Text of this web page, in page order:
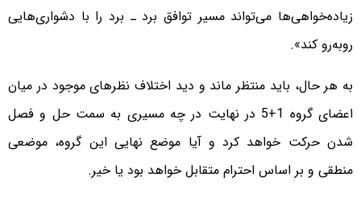
زیاده‌خواهی‌ها می‌تواند مسیر توافق برد ـ برد را با دشواری‌هایی
روبه‌رو کند‌».
به هر حال، باید منتظر ماند و دید اختلاف نظرهای موجود در میان
اعضای گروه 1+5 در نهایت در چه مسیری به سمت حل و فصل
شدن حرکت خواهد کرد و آیا موضع نهایی این گروه، موضعی
منطقی و بر اساس احترام متقابل خواهد بود یا خیر.